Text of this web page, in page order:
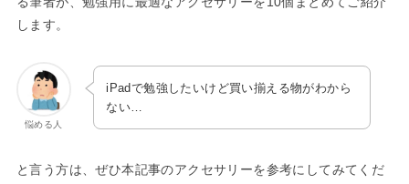
します。
悩める人
iPadで勉強したいけど買い揃える物がわから
ない…
と言う方は、ぜひ本記事のアクセサリーを参考にしてみてくだ